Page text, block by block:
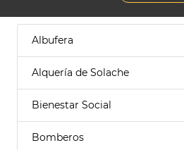
Albufera
Alquería de Solache
Bienestar Social
Bomberos